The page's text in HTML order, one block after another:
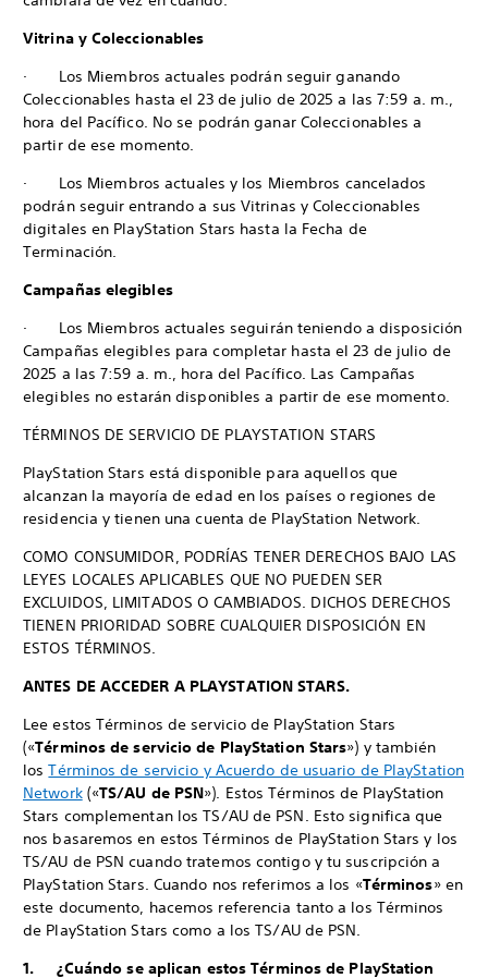
Vitrina y Coleccionables
· Los Miembros actuales podrán seguir ganando
Coleccionables hasta el 23 de julio de 2025 a las 7:59 a. m.,
hora del Pacífico. No se podrán ganar Coleccionables a
partir de ese momento.
· Los Miembros actuales y los Miembros cancelados
podrán seguir entrando a sus Vitrinas y Coleccionables
digitales en PlayStation Stars hasta la Fecha de
Terminación.
Campañas elegibles
· Los Miembros actuales seguirán teniendo a disposición
Campañas elegibles para completar hasta el 23 de julio de
2025 a las 7:59 a. m., hora del Pacífico. Las Campañas
elegibles no estarán disponibles a partir de ese momento.
TÉRMINOS DE SERVICIO DE PLAYSTATION STARS
PlayStation Stars está disponible para aquellos que
alcanzan la mayoría de edad en los países o regiones de
residencia y tienen una cuenta de PlayStation Network.
COMO CONSUMIDOR, PODRÍAS TENER DERECHOS BAJO LAS
LEYES LOCALES APLICABLES QUE NO PUEDEN SER
EXCLUIDOS, LIMITADOS O CAMBIADOS. DICHOS DERECHOS
TIENEN PRIORIDAD SOBRE CUALQUIER DISPOSICIÓN EN
ESTOS TÉRMINOS.
ANTES DE ACCEDER A PLAYSTATION STARS.
Lee estos Términos de servicio de PlayStation Stars
(«Términos de servicio de PlayStation Stars») y también
losTérminos de servicio y Acuerdo de usuario de PlayStation
Network(«TS/AU de PSN»). Estos Términos de PlayStation
Stars complementan los TS/AU de PSN. Esto significa que
nos basaremos en estos Términos de PlayStation Stars y los
TS/AU de PSN cuando tratemos contigo y tu suscripción a
PlayStation Stars. Cuando nos referimos a los «Términos» en
este documento, hacemos referencia tanto a los Términos
de PlayStation Stars como a los TS/AU de PSN.
1. ¿Cuándo se aplican estos Términos de PlayStation